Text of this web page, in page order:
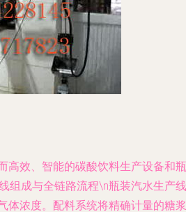
效、智能的碳酸饮料生产设备和
成与全链路流程\n瓶装汽水生产
浓度。配料系统将精确计量的糖